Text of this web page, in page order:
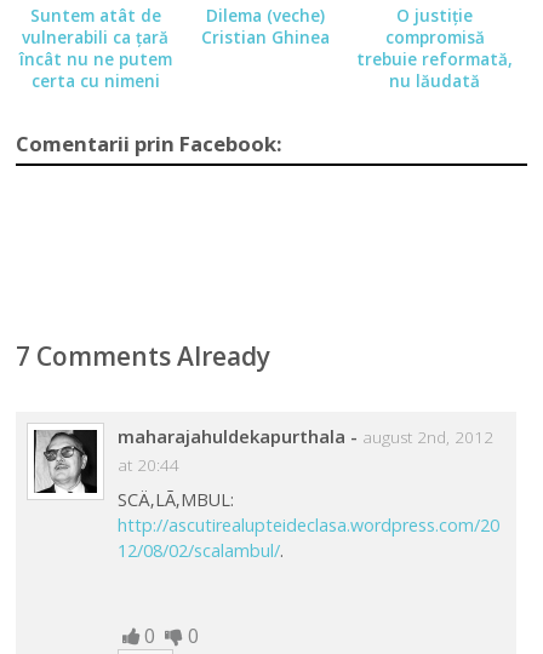
Suntem atât de
vulnerabili ca ţară
încât nu ne putem
certa cu nimeni
Dilema (veche)
Cristian Ghinea
O justiţie
compromisă
trebuie reformată,
nu lăudată
Comentarii prin Facebook:
7 Comments Already
maharajahuldekapurthala - august 2nd, 2012
at 20:44
SCÄ‚LÃ‚MBUL:
http://ascutirealupteideclasa.wordpress.com/20
12/08/02/scalambul/.
0 0